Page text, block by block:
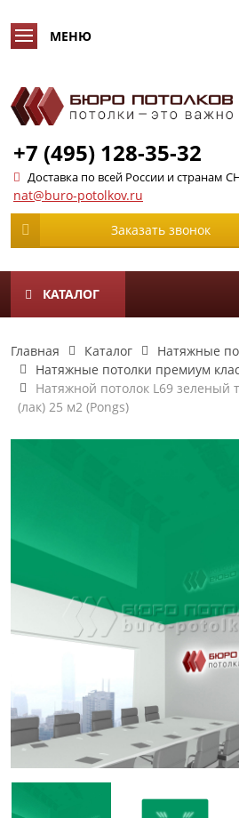
+7 (495) 128-35-32
Доставка по всей России и странам
nat@buro-potolkov.ru
Заказать звонок
КАТАЛОГ
Главная Каталог
Натяжные
Натяжные потолки премиум
Натяжной потолок L69 зеленый
(лак) 25 м2 (Pongs)